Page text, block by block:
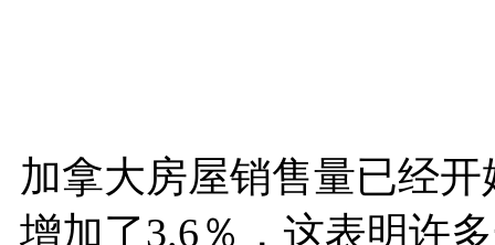
加拿大房屋销售量已经
增加了3.6％，这表明许